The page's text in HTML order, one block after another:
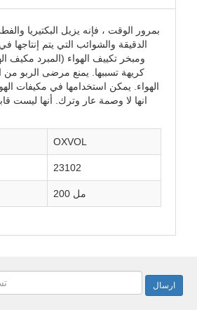
بمرور الوقت ، فإنه يزيل البكتيريا
الدقيقة والشوائب التي يتم إنتاجها
ومبخر تكييف الهواء (المبرد مكيف
كريهة تسببها. يمنع مرضى الربو
الهواء. يمكن استخدامها في مكيفات
انها لا وصمة عار وترك. أنها ليست
OXVOL
23102
200 مل